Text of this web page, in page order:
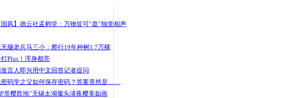
国风】德云社孟鹤堂：万物皆可“盘”独觉相声
腿老兵马三小：爬行19年种树1.7万棵
Plus！浑身都亮
言人即兴用中文回答记者提问
码学之父如何保存密码？答案竟然是……
赏樱胜地”无锡太湖鼋头渚夜樱美如画